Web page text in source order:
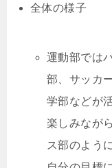
全体の様子
運動部では
部、サッカ
学部などが
楽しみなが
ス部のよう